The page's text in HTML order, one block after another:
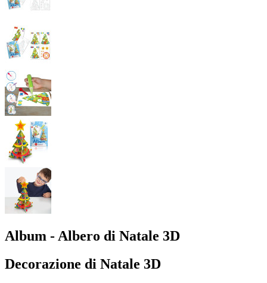
Album - Albero di Natale 3D
Decorazione di Natale 3D